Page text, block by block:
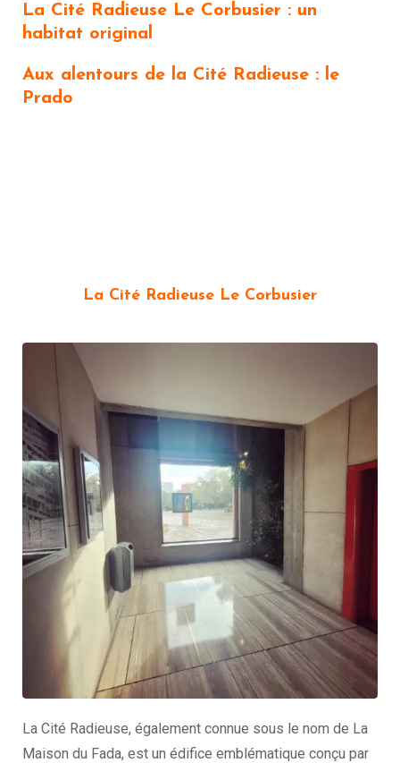
La Cité Radieuse Le Corbusier : un
habitat original
Aux alentours de la Cité Radieuse : le
Prado
La Cité Radieuse Le Corbusier
La Cité Radieuse, également connue sous le nom de La
Maison du Fada, est un édifice emblématique conçu par